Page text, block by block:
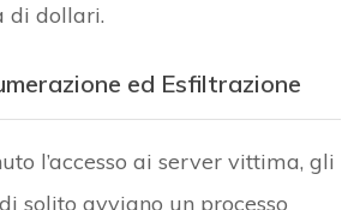
di dollari.
ed Esfiltrazione
l’accesso ai server vittima, gli
solito avviano un processo